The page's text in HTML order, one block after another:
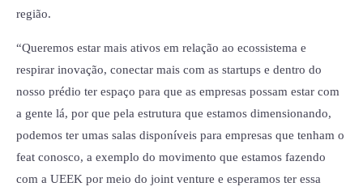
região.
“Queremos estar mais ativos em relação ao ecossistema e
respirar inovação, conectar mais com as startups e dentro do
nosso prédio ter espaço para que as empresas possam estar com
a gente lá, por que pela estrutura que estamos dimensionando,
podemos ter umas salas disponíveis para empresas que tenham o
feat conosco, a exemplo do movimento que estamos fazendo
com a UEEK por meio do joint venture e esperamos ter essa